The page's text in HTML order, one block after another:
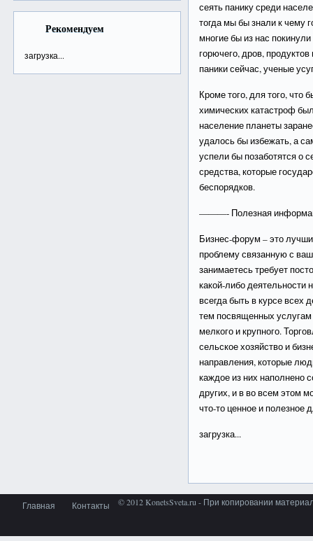
Рекомендуем
загрузка...
сеять панику среди
тогда мы бы знали к чему
многие бы из нас
горючего, дров,
паники сейчас, ученые
Кроме того, для того, что
химических катастроф
население планеты
удалось бы избежать, а
успели бы позаботятся о
средства, которые
беспорядков.
———- Полезная
Бизнес-форум – это
проблему связанную с
занимаетесь требует
какой-либо деятельности
всегда быть в курсе всех
тем посвященных
мелкого и крупного.
сельское хозяйство и
направления, которые
каждое из них наполнено
других, и в во всем этом
что-то ценное и полезное
загрузка...
Главная Контакты © 2012 KonetsSveta.ru - При копировании